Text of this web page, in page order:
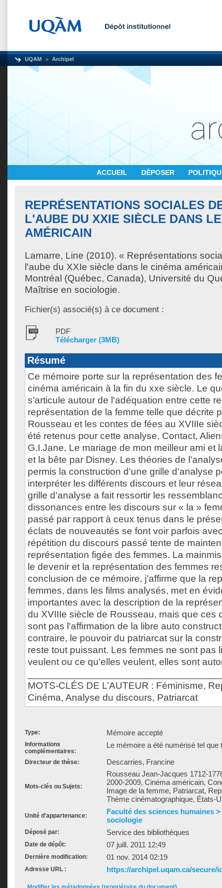
UQAM Archipel
ACCUEIL DÉPOSER
REPRÉSENTATIONS SOCIALES
L'AUBE DU XXIE SIÈCLE DANS
AMÉRICAIN
Lamarre, Line (2010). « Représentations
l'aube du XXIe siècle dans le cinéma
Montréal (Québec, Canada), Université du
Maîtrise en sociologie.
Fichier(s) associé(s) à ce document :
PDF
Télécharger (3MB)
Résumé
Ce mémoire porte sur la représentation des
cinéma américain à la fin du xxe siècle. Le
s'articule autour de l'adéquation entre cette
représentation de la femme telle que décrite
Rousseau et les contes de fées au XVIIIe
été retenus pour cette analyse, Contact,
G.I.Jane, Le mariage de mon meilleur ami et
et la bête par Disney. Les théories de
permis la construction d'une grille d'analyse
interpréter les différents discours et leur
grille d'analyse a fait ressortir les
dissonances entre les discours sur « la »
passé par rapport à ceux tenus dans le
éclats de nouveautés se font voir parfois
répétition du discours passé tente de
représentation figée des femmes. La
le devenir et la représentation des femmes
conclusion de ce mémoire, j'affirme que la
femmes, dans les films analysés, met en
importantes avec la description de la
du XVIIIe siècle de Rousseau, mais que ces
sont pas l'affirmation de la libre auto
contraire, le pouvoir du patriarcat sur la
reste tout puissant. Les femmes ne sont pas
veulent ou ce qu'elles veulent, elles sont
MOTS-CLÉS DE L’AUTEUR : Féminisme,
Cinéma, Analyse du discours, Patriarcat
Type: Mémoire accepté
Informations
complémentaires:
Le mémoire a été numérisé tel que
Directeur de thèse: Descarries, Francine
Mots-clés ou Sujets:
Rousseau Jean-Jacques 1712-
2000-2009, Cinéma américain,
Image de la femme, Patriarcat,
Thème cinématographique, États-
Unité d'appartenance:
Faculté des sciences humaines
sociologie
Déposé par: Service des bibliothèques
Date de dépôt: 07 juill. 2011 12:49
Dernière modification: 01 nov. 2014 02:19
Adresse URL : https://archipel.uqam.ca/secure/